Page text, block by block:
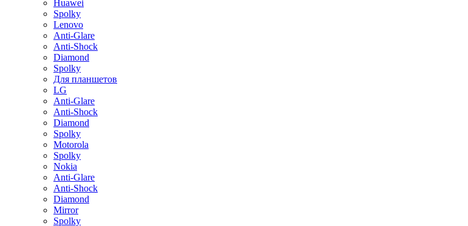
Huawei
Spolky
Lenovo
Anti-Glare
Anti-Shock
Diamond
Spolky
Для планшетов
LG
Anti-Glare
Anti-Shock
Diamond
Spolky
Motorola
Spolky
Nokia
Anti-Glare
Anti-Shock
Diamond
Mirror
Spolky